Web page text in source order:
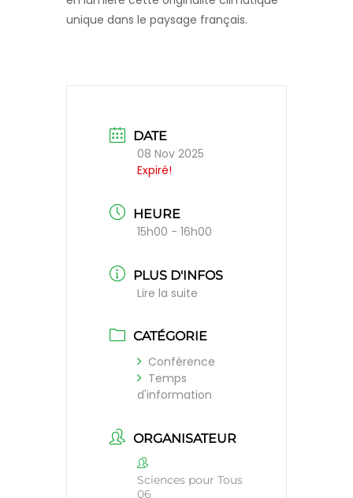
unique dans le paysage français.
DATE
08 Nov 2025
Expiré!
HEURE
15h00 - 16h00
PLUS D'INFOS
Lire la suite
CATÉGORIE
Conférence
Temps
d'information
ORGANISATEUR
Sciences pour Tous
06